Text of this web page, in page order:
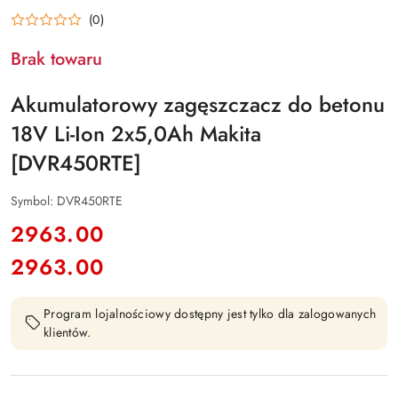
(0)
Brak towaru
Akumulatorowy zagęszczacz do betonu
18V Li-Ion 2x5,0Ah Makita
[DVR450RTE]
Symbol: DVR450RTE
cena:
2963.00
Cena:
2963.00
Program lojalnościowy dostępny jest tylko dla zalogowanych
klientów.